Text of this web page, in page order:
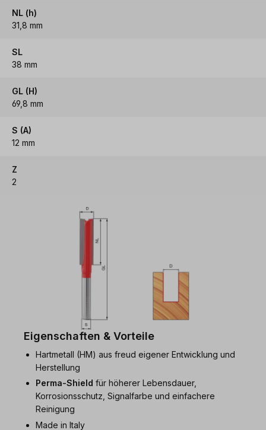
NL (h)
31,8 mm
SL
38 mm
GL (H)
69,8 mm
S (A)
12 mm
Z
2
Eigenschaften & Vorteile
Hartmetall (HM) aus freud eigener Entwicklung und
Herstellung
Perma-Shield für höherer Lebensdauer,
Korrosionsschutz, Signalfarbe und einfachere
Reinigung
Made in Italy